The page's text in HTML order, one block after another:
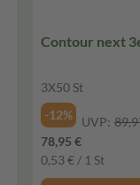
Contour next
3X50 St
-12%
UVP:
78,95 €
0,53 € / 1 St